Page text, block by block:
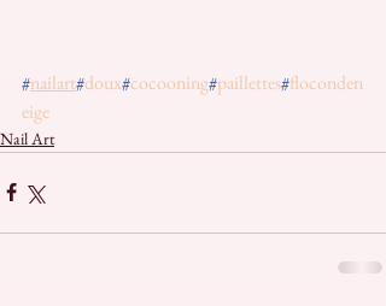
#nailart#doux#cocooning#paillettes#floconden
eige
Nail Art